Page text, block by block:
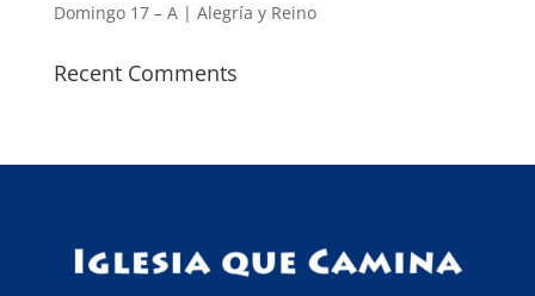
Domingo 17 – A | Alegría y Reino
Recent Comments